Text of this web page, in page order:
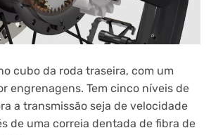
cubo da roda traseira, com um
engrenagens. Tem cinco níveis de
a transmissão seja de velocidade
de uma correia dentada de fibra de